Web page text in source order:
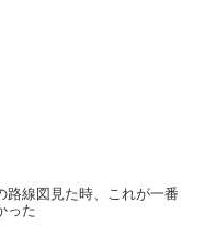
路線図見た時、これが一番
った